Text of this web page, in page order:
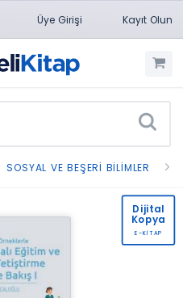
Üye Girişi Kayıt Olun
SOSYAL VE BEŞERI BILIMLER
Dijital
Kopya
E-KİTAP